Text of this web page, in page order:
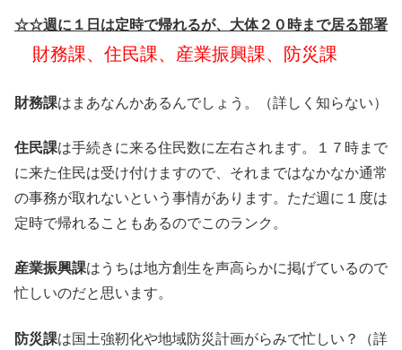
☆☆週に１日は定時で帰れるが、大体２０時まで居る部署
財務課、住民課、産業振興課、防災課
財務課はまあなんかあるんでしょう。（詳しく知らない）
住民課は手続きに来る住民数に左右されます。１７時まで
に来た住民は受け付けますので、それまではなかなか通常
の事務が取れないという事情があります。ただ週に１度は
定時で帰れることもあるのでこのランク。
産業振興課はうちは地方創生を声高らかに掲げているので
忙しいのだと思います。
防災課は国土強靭化や地域防災計画がらみで忙しい？（詳